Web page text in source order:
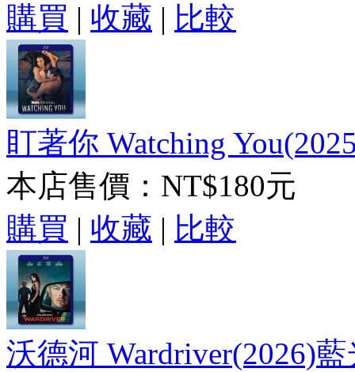
購買 | 收藏 | 比較
盯著你 Watching
本店售價： NT$180元
購買 | 收藏 | 比較
沃德河 Wardriver(2026)藍